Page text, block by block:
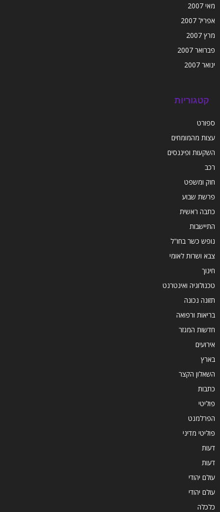
מאי 2007
אפריל 2007
מרץ 2007
פברואר 2007
ינואר 2007
קטגוריות
ספורט
עצות מהמומחים
השקעות ופיננסים
רכב
חוק ומשפט
פרשת שבוע
כתבה ראשית
התיישבות
נופש כשר בחו"ל
צבא ושרות לאומי
חינוך
טכנולוגיה ואינטרנט
תזונה נכונה
בריאות ורפואה
חדשות המגזר
אירועים
בארץ
השאלון הקצר
כתבות
פוליטי
הפרלמנט
פוליטי מדיני
דעות
דעות
עולם יהודי
עולם יהודי
כלכלה